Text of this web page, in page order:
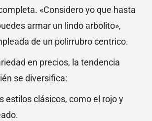
«Considero yo que hasta
armar un lindo arbolito»,
de un polirrubro centrico.
en precios, la tendencia
se diversifica:
estilos clásicos, como el rojo y